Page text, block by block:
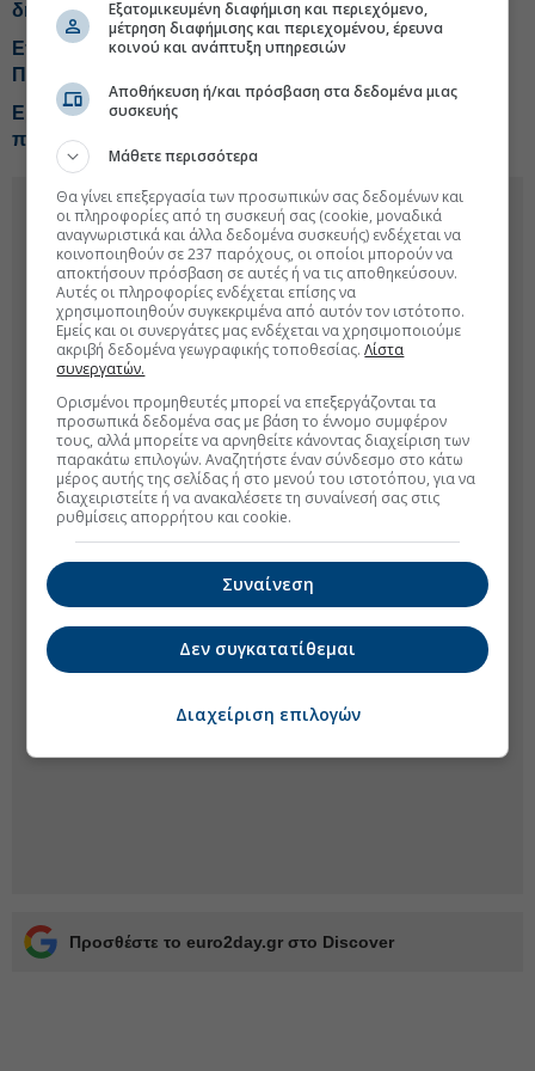
δήλωση
Επενδύσεις €350 εκατ. για το νέο Εθνικό Διαστημικό
Πρόγραμμα
Ερχεται ψηφιακό «σκανάρισμα» του οικονομικού
προφίλ πολιτών και επιχειρήσεων
Προσθέστε το euro2day.gr στο Discover
Εξατομικευμένη διαφήμιση και περιεχόμενο,
μέτρηση διαφήμισης και περιεχομένου, έρευνα
κοινού και ανάπτυξη υπηρεσιών
Αποθήκευση ή/και πρόσβαση στα δεδομένα μιας
συσκευής
Μάθετε περισσότερα
Θα γίνει επεξεργασία των προσωπικών σας δεδομένων και
οι πληροφορίες από τη συσκευή σας (cookie, μοναδικά
αναγνωριστικά και άλλα δεδομένα συσκευής) ενδέχεται να
κοινοποιηθούν σε 237 παρόχους, οι οποίοι μπορούν να
αποκτήσουν πρόσβαση σε αυτές ή να τις αποθηκεύσουν.
Αυτές οι πληροφορίες ενδέχεται επίσης να
χρησιμοποιηθούν συγκεκριμένα από αυτόν τον ιστότοπο.
Εμείς και οι συνεργάτες μας ενδέχεται να χρησιμοποιούμε
ακριβή δεδομένα γεωγραφικής τοποθεσίας.Λίστα
συνεργατών.
Ορισμένοι προμηθευτές μπορεί να επεξεργάζονται τα
προσωπικά δεδομένα σας με βάση το έννομο συμφέρον
τους, αλλά μπορείτε να αρνηθείτε κάνοντας διαχείριση των
παρακάτω επιλογών. Αναζητήστε έναν σύνδεσμο στο κάτω
μέρος αυτής της σελίδας ή στο μενού του ιστοτόπου, για να
διαχειριστείτε ή να ανακαλέσετε τη συναίνεσή σας στις
ρυθμίσεις απορρήτου και cookie.
Συναίνεση
Δεν συγκατατίθεμαι
Διαχείριση επιλογών